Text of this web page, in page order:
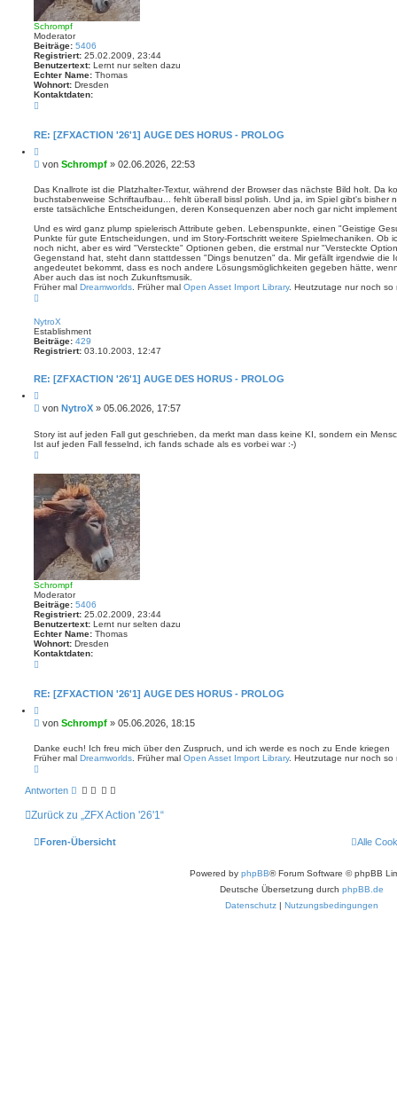
Schrompf
Moderator
Beiträge: 5406
Registriert: 25.02.2009, 23:44
Benutzertext: Lernt nur selten dazu
Echter Name: Thomas
Wohnort: Dresden
Kontaktdaten:
t
t
t
e
n
o
n
S
c
h
r
o
f
RE: [ZFXACTION '26'1] AUGE DES HORUS - PROLOG
i
t
e
r
e
B
i
t
r
a
g
von Schrompf » 02.06.2026, 22:53
Das Knallrote ist die Platzhalter-Textur, während der Browser das nächste Bild holt. Da
buchstabenweise Schriftaufbau... fehlt überall bissl polish. Und ja, im Spiel gibt's bisher
erste tatsächliche Entscheidungen, deren Konsequenzen aber noch gar nicht
Und es wird ganz plump spielerisch Attribute geben. Lebenspunkte, einen "Geistige
Punkte für gute Entscheidungen, und im Story-Fortschritt weitere Spielmechaniken. Ob
noch nicht, aber es wird "Versteckte" Optionen geben, die erstmal nur "Versteckte
Gegenstand hat, steht dann stattdessen "Dings benutzen" da. Mir gefällt irgendwie die
angedeutet bekommt, dass es noch andere Lösungsmöglichkeiten gegeben hätte,
Aber auch das ist noch Zukunftsmusik.
Früher mal Dreamworlds . Früher mal Open Asset Import Library. Heutzutage nur noch so
h
o
b
e
NytroX
Establishment
Beiträge: 429
Registriert: 03.10.2003, 12:47
RE: [ZFXACTION '26'1] AUGE DES HORUS - PROLOG
i
t
e
r
B
i
t
von NytroX » 05.06.2026, 17:57
Story ist auf jeden Fall gut geschrieben, da merkt man dass keine KI, sondern ein
Ist auf jeden Fall fesselnd, ich fands schade als es vorbei war :-)
c
b
e
n
Schrompf
Moderator
Beiträge: 5406
Registriert: 25.02.2009, 23:44
Benutzertext: Lernt nur selten dazu
Echter Name: Thomas
Wohnort: Dresden
Kontaktdaten:
t
t
t
e
o
c
r
o
RE: [ZFXACTION '26'1] AUGE DES HORUS - PROLOG
i
t
e
r
B
i
t
g
von Schrompf » 05.06.2026, 18:15
Danke euch! Ich freu mich über den Zuspruch, und ich werde es noch zu Ende kriegen
Früher mal Dreamworlds . Früher mal Open Asset Import Library. Heutzutage nur noch so
h
b
Antworten
Zurück zu „ZFX Action '26'1“
Foren-Übersicht Alle
Powered by phpBB® Forum Software © phpBB
Deutsche Übersetzung durch phpBB.de
Datenschutz | Nutzungsbedingungen